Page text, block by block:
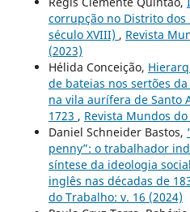
corrupção no Distrito dos
século XVIII) , Revista
(2023)
Hélida Conceição,
de bateias nos sertões
na vila aurífera de Santo
1723 , Revista Mundos
Daniel Schneider Bastos,
penny”: o trabalhador
síntese da ideologia
inglês nas décadas de
do Trabalho: v. 16 (2024)